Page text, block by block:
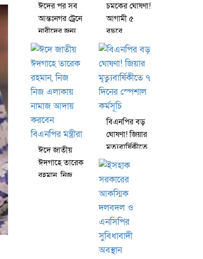
ঈদের পর সব
আন্তঃনগর ট্রেনে
নারীদের জন্য
আলাদা কোচ
চালুর
পরিকল্পনা
সরকারের
চমকের ঘোষণা!
আগামী ৫
বছরে
বাংলাদেশকে ৫
বিলিয়ন ডলার
দিচ্ছে এডিবি
ঈদে জাতীয়
ঈদগাহে তারেক
রহমান, নিজ
বিএনপির বড়
ঘোষণা! জিয়ার
মৃত্যুবার্ষিকীতে
৭ দিনের
স্পেশাল
কর্মসূচি